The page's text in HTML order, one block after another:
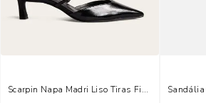
Scarpin Napa Madri Liso Tiras Finas PretoSandália